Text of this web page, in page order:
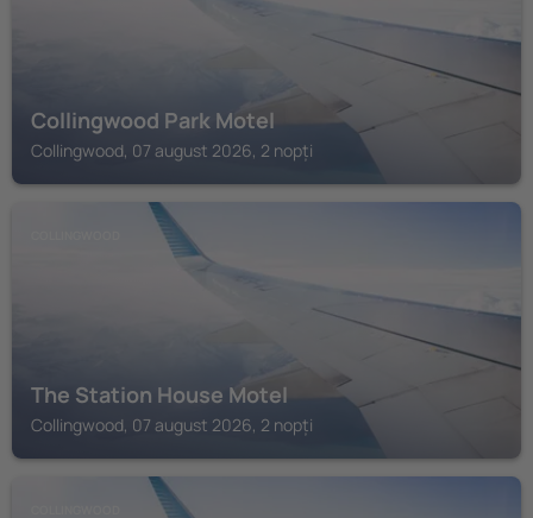
Collingwood Park Motel
Collingwood, 07 august 2026, 2 nopți
The Station House Motel
Collingwood, 07 august 2026, 2 nopți